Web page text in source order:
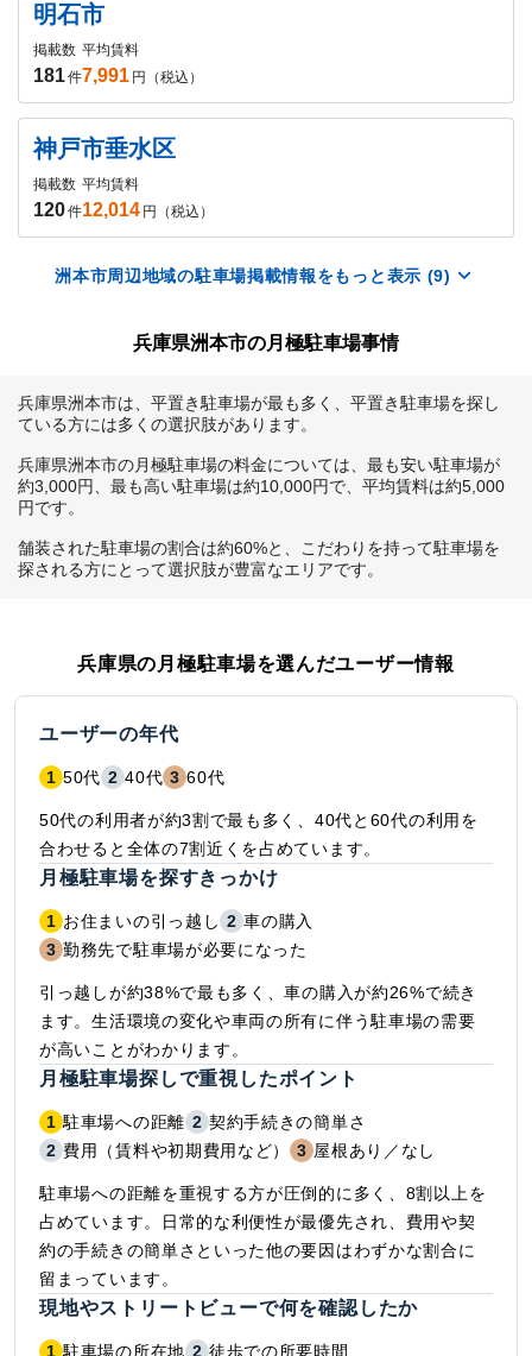
明石市
掲載数
181件
平均賃料
7,991 円（税込）
神戸市垂水区
掲載数
120件
平均賃料
12,014 円（税込）
洲本市周辺地域の駐車場掲載情報をもっと表示 (9)
兵庫県洲本市の月極駐車場事情
兵庫県洲本市は、平置き駐車場が最も多く、平置き駐車場を探し
ている方には多くの選択肢があります。
兵庫県洲本市の月極駐車場の料金については、最も安い駐車場が
約3,000円、最も高い駐車場は約10,000円で、平均賃料は約5,000
円です。
舗装された駐車場の割合は約60%と、こだわりを持って駐車場を
探される方にとって選択肢が豊富なエリアです。
兵庫県の月極駐車場を選んだユーザー情報
ユーザーの年代
1 50代 2 40代 3 60代
50代の利用者が約3割で最も多く、40代と60代の利用を
合わせると全体の7割近くを占めています。
月極駐車場を探すきっかけ
1 お住まいの引っ越し 2 車の購入
3 勤務先で駐車場が必要になった
引っ越しが約38%で最も多く、車の購入が約26%で続き
ます。生活環境の変化や車両の所有に伴う駐車場の需要
が高いことがわかります。
月極駐車場探しで重視したポイント
1 駐車場への距離 2 契約手続きの簡単さ
2 費用（賃料や初期費用など） 3 屋根あり／なし
駐車場への距離を重視する方が圧倒的に多く、8割以上を
占めています。日常的な利便性が最優先され、費用や契
約の手続きの簡単さといった他の要因はわずかな割合に
留まっています。
現地やストリートビューで何を確認したか
1 駐車場の所在地 2 徒歩での所要時間